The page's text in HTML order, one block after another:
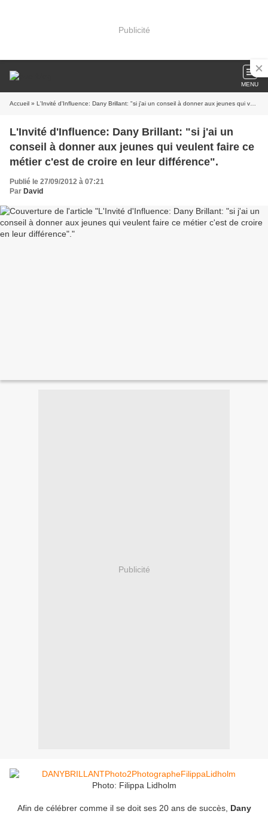
Publicité
MENU
Accueil » L'Invité d'Influence: Dany Brillant: "si j'ai un conseil à donner aux jeunes qui veulent faire ce métier c'est de croire en leur différence".
L'Invité d'Influence: Dany Brillant: "si j'ai un
conseil à donner aux jeunes qui veulent faire ce
métier c'est de croire en leur différence".
Publié le 27/09/2012 à 07:21
Par David
Publicité
Photo: Filippa Lidholm
Afin de célébrer comme il se doit ses 20 ans de succès, Dany